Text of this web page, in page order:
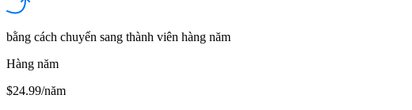
bằng cách chuyển sang thành viên hàng năm
Hàng năm
$24.99/năm